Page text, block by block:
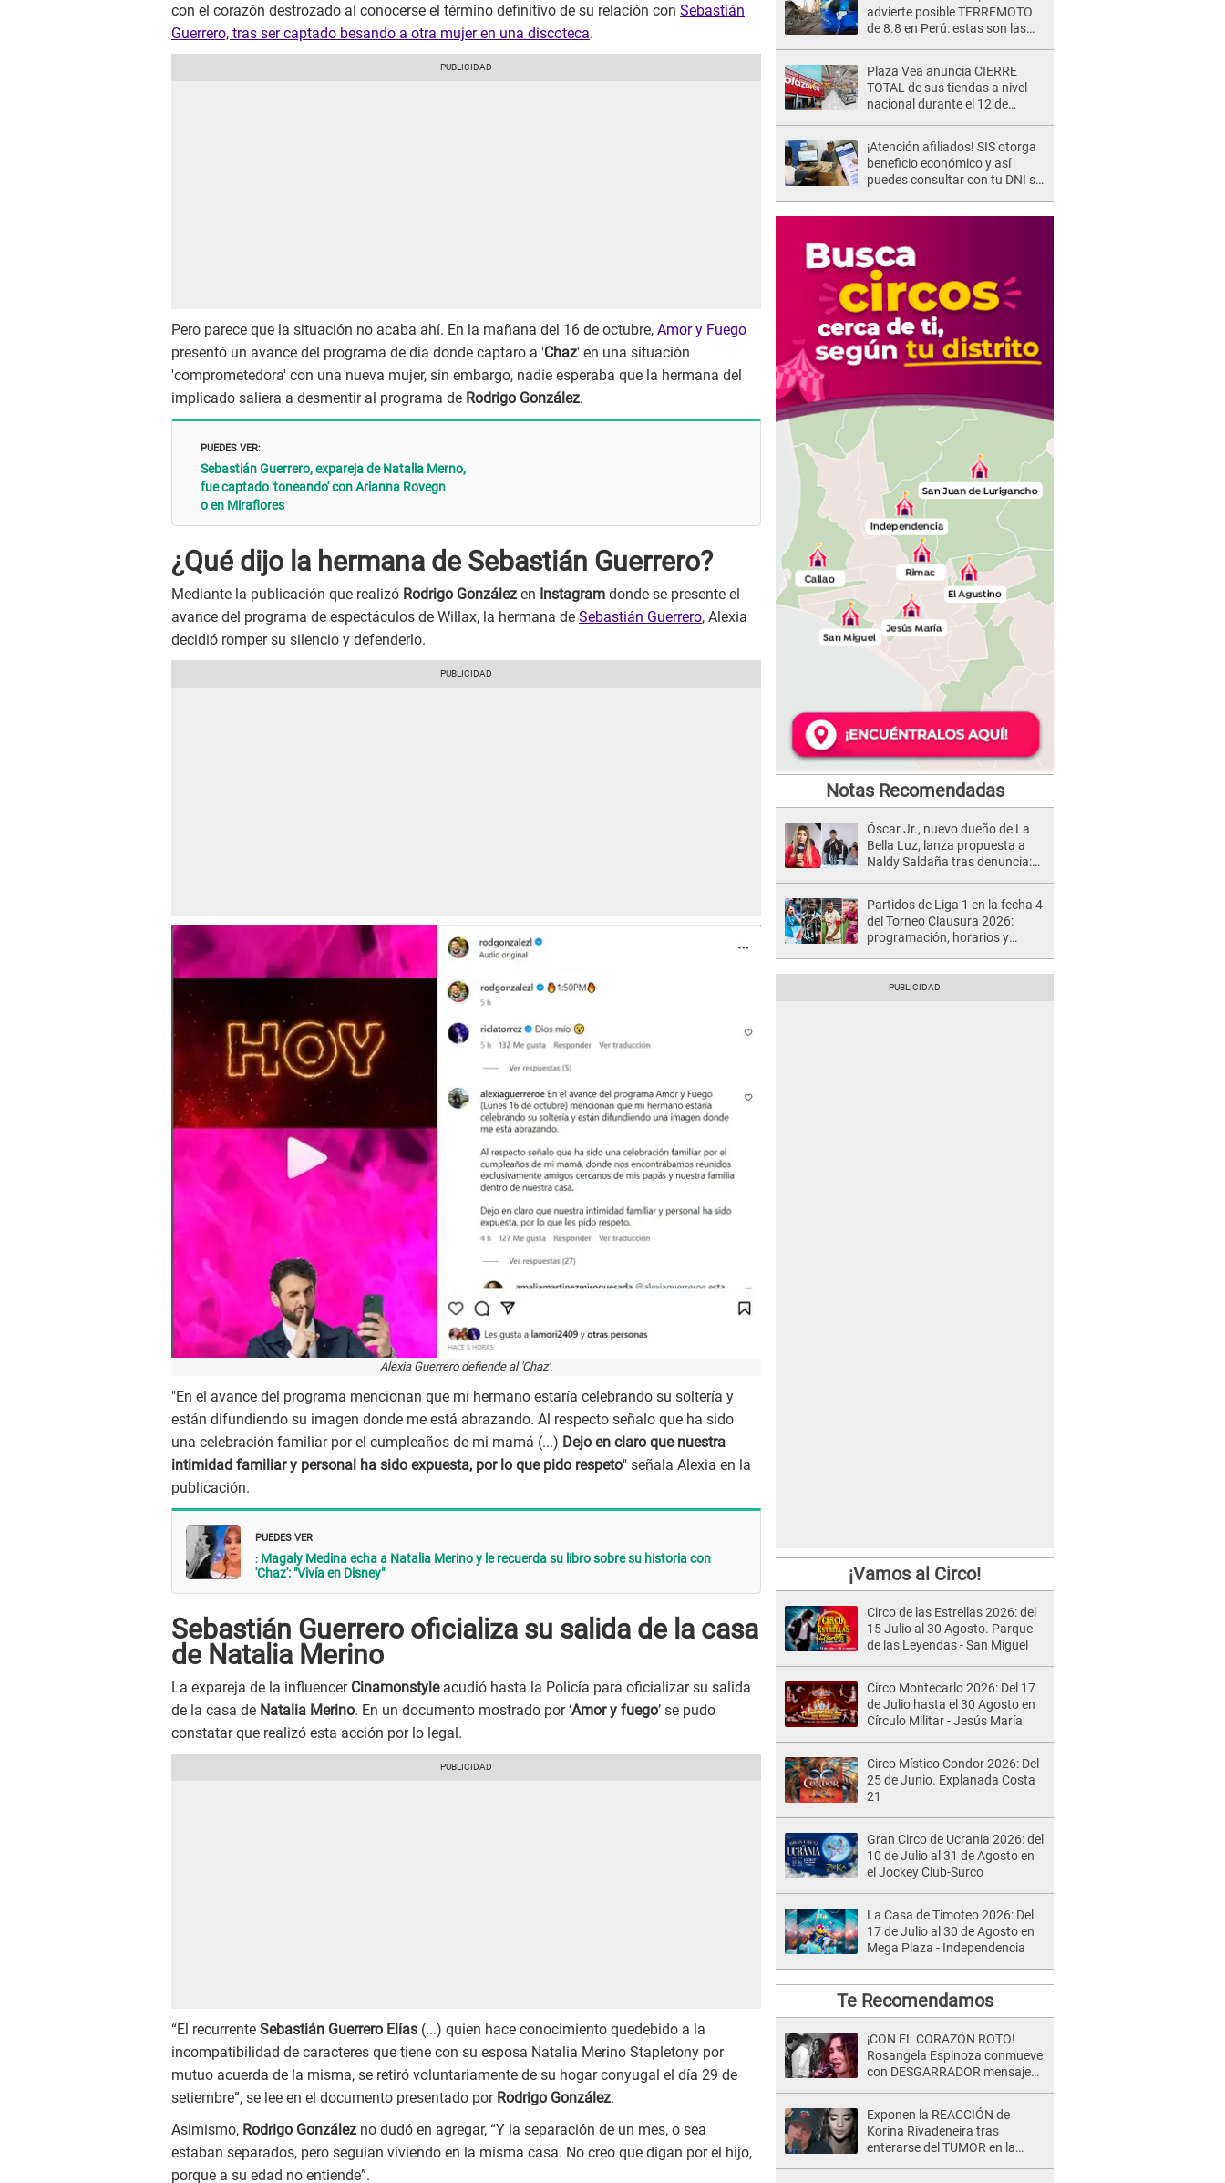
con el corazón destrozado al conocerse el término definitivo de su relación con Sebastián
Guerrero, tras ser captado besando a otra mujer en una discoteca.
Pero parece que la situación no acaba ahí. En la mañana del 16 de octubre, Amor y Fuego
presentó un avance del programa de día donde captaro a 'Chaz' en una situación
'comprometedora' con una nueva mujer, sin embargo, nadie esperaba que la hermana del
implicado saliera a desmentir al programa de Rodrigo González.
PUEDES VER:
Sebastián Guerrero, expareja de Natalia Merno,
fue captado 'toneando' con Arianna Rovegn
o en Miraflores
¿Qué dijo la hermana de Sebastián Guerrero?
Mediante la publicación que realizó Rodrigo González en Instagram donde se presente el
avance del programa de espectáculos de Willax, la hermana de Sebastián Guerrero, Alexia
decidió romper su silencio y defenderlo.
Alexia Guerrero defiende al 'Chaz'.
"En el avance del programa mencionan que mi hermano estaría celebrando su soltería y
están difundiendo su imagen donde me está abrazando. Al respecto señalo que ha sido
una celebración familiar por el cumpleaños de mi mamá (...) Dejo en claro que nuestra
intimidad familiar y personal ha sido expuesta, por lo que pido respeto" señala Alexia en la
publicación.
PUEDES VER
: Magaly Medina echa a Natalia Merino y le recuerda su libro sobre su historia con
'Chaz': "Vivía en Disney"
Sebastián Guerrero oficializa su salida de la casa
de Natalia Merino
La expareja de la influencer Cinamonstyle acudió hasta la Policía para oficializar su salida
de la casa de Natalia Merino. En un documento mostrado por ‘Amor y fuego’ se pudo
constatar que realizó esta acción por lo legal.
“El recurrente Sebastián Guerrero Elías (...) quien hace conocimiento quedebido a la
incompatibilidad de caracteres que tiene con su esposa Natalia Merino Stapletony por
mutuo acuerda de la misma, se retiró voluntariamente de su hogar conyugal el día 29 de
setiembre”, se lee en el documento presentado por Rodrigo González.
Asimismo, Rodrigo González no dudó en agregar, “Y la separación de un mes, o sea
estaban separados, pero seguían viviendo en la misma casa. No creo que digan por el hijo,
porque a su edad no entiende”.
advierte posible TERREMOTO
de 8.8 en Perú: estas son las
Plaza Vea anuncia CIERRE
TOTAL de sus tiendas a nivel
nacional durante el 12 de
¡Atención afiliados! SIS otorga
beneficio económico y así
puedes consultar con tu DNI si
Notas Recomendadas
Óscar Jr., nuevo dueño de La
Bella Luz, lanza propuesta a
Naldy Saldaña tras denuncia:
Partidos de Liga 1 en la fecha 4
del Torneo Clausura 2026:
programación, horarios y
¡Vamos al Circo!
Circo de las Estrellas 2026: del
15 Julio al 30 Agosto. Parque
de las Leyendas - San Miguel
Circo Montecarlo 2026: Del 17
de Julio hasta el 30 Agosto en
Círculo Militar - Jesús María
Circo Místico Condor 2026: Del
25 de Junio. Explanada Costa
21
Gran Circo de Ucrania 2026: del
10 de Julio al 31 de Agosto en
el Jockey Club-Surco
La Casa de Timoteo 2026: Del
17 de Julio al 30 de Agosto en
Mega Plaza - Independencia
Te Recomendamos
¡CON EL CORAZÓN ROTO!
Rosangela Espinoza conmueve
con DESGARRADOR mensaje
Exponen la REACCIÓN de
Korina Rivadeneira tras
enterarse del TUMOR en la